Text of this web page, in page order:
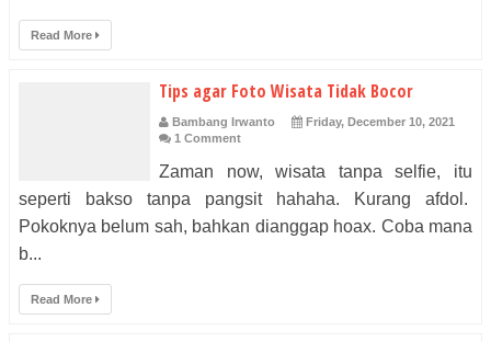
Read More
Tips agar Foto Wisata Tidak Bocor
Bambang Irwanto
Friday, December 10, 2021
1 Comment
Zaman now, wisata tanpa selfie, itu
seperti bakso tanpa pangsit hahaha. Kurang afdol.
Pokoknya belum sah, bahkan dianggap hoax. Coba mana
b...
Read More